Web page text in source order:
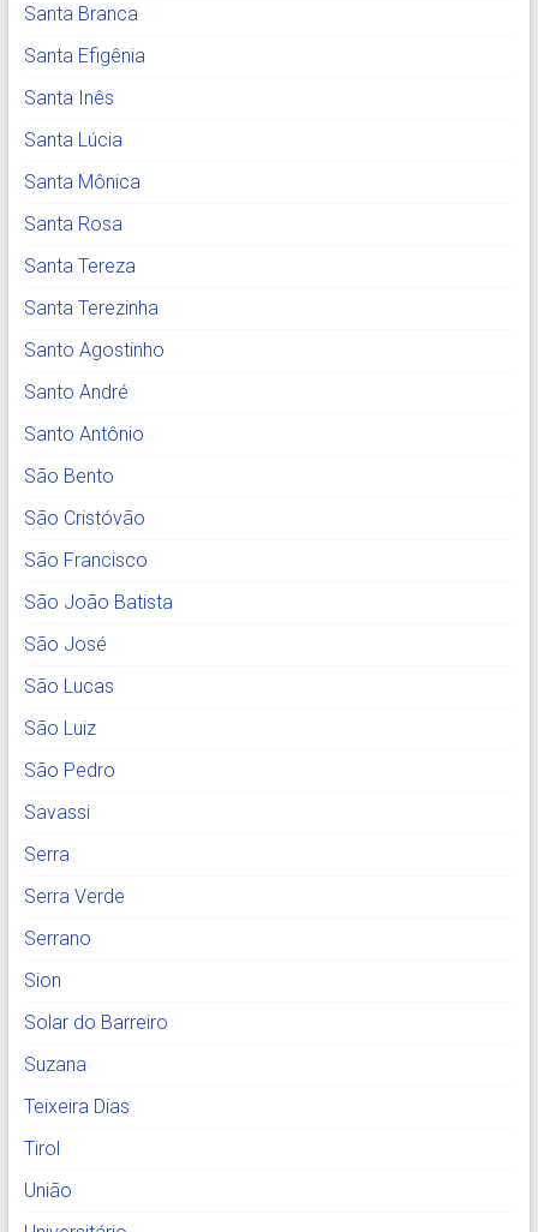
Santa Branca
Santa Efigênia
Santa Inês
Santa Lúcia
Santa Mônica
Santa Rosa
Santa Tereza
Santa Terezinha
Santo Agostinho
Santo André
Santo Antônio
São Bento
São Cristóvão
São Francisco
São João Batista
São José
São Lucas
São Luiz
São Pedro
Savassi
Serra
Serra Verde
Serrano
Sion
Solar do Barreiro
Suzana
Teixeira Dias
Tirol
União